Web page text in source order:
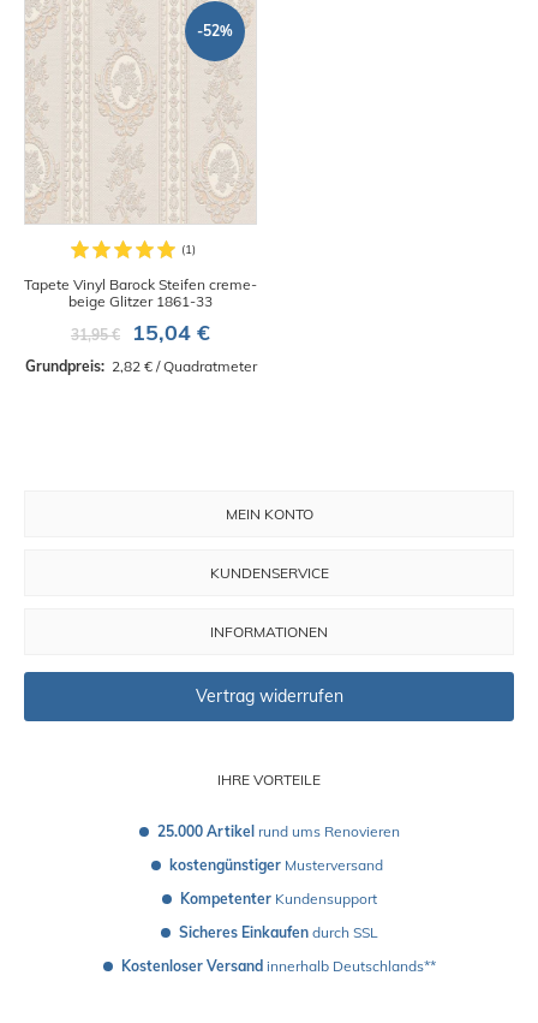
-52%
Tapete Vinyl Barock Steifen creme-
beige Glitzer 1861-33
31,95 €
15,04 €
Grundpreis: 2,82 € / Quadratmeter
IHRE VORTEILE
25.000 Artikel rund ums Renovieren
kostengünstiger Musterversand
Kompetenter Kundensupport
Sicheres Einkaufen durch SSL
Kostenloser Versand innerhalb Deutschlands**
MEIN KONTO
KUNDENSERVICE
INFORMATIONEN
Vertrag widerrufen